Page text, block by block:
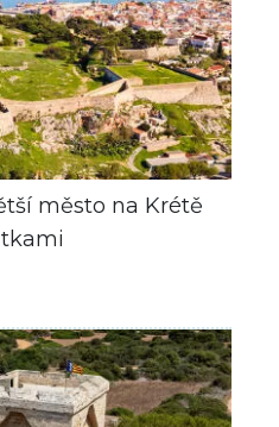
město na Krétě